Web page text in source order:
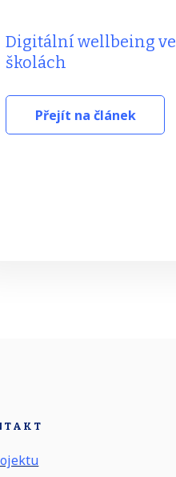
Digitální wellbeing ve
školách
Přejít na článek